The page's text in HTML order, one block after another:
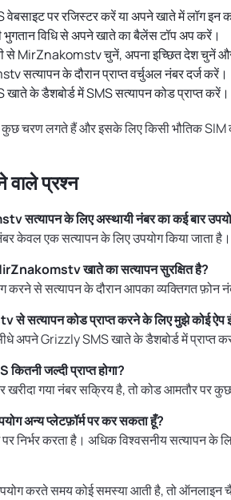
पर रजिस्टर करें या अपने खाते में लॉग इन
विधि से अपने खाते का बैलेंस टॉप अप करें।
से MirZnakomstv चुनें, अपना इच्छित देश चुनें और
सत्यापन के दौरान प्राप्त वर्चुअल नंबर दर्ज करें।
के डैशबोर्ड में SMS सत्यापन कोड प्राप्त करें।
कुछ चरण लगते हैं और इसके लिए किसी भौतिक
प्रश्न
सत्यापन के लिए अस्थायी नंबर का कई बार
केवल एक सत्यापन के लिए उपयोग किया जाता है।
खाते का सत्यापन सुरक्षित है?
करने से सत्यापन के दौरान आपका व्यक्तिगत फ़ोन
सत्यापन कोड प्राप्त करने के लिए मुझे कोई ऐप
अपने Grizzly SMS खाते के डैशबोर्ड में प्राप्त
जल्दी प्राप्त होगा?
गया नंबर सक्रिय है, तो कोड आमतौर पर कुछ
अन्य प्लेटफ़ॉर्म पर कर सकता हूँ?
निर्भर करता है। अधिक विश्वसनीय सत्यापन
करते समय कोई समस्या आती है, तो ऑनलाइन